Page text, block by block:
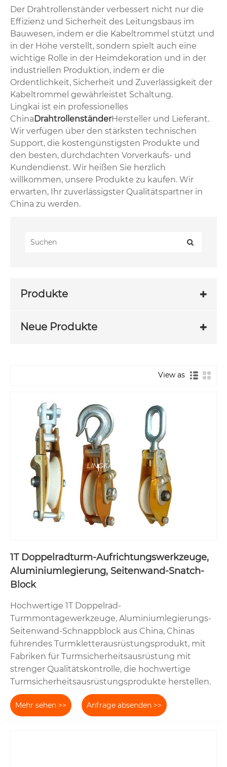
Der Drahtrollenständer verbessert nicht nur die
Effizienz und Sicherheit des Leitungsbaus im
Bauwesen, indem er die Kabeltrommel stützt und
in der Höhe verstellt, sondern spielt auch eine
wichtige Rolle in der Heimdekoration und in der
industriellen Produktion, indem er die
Ordentlichkeit, Sicherheit und Zuverlässigkeit der
Kabeltrommel gewährleistet Schaltung.
Lingkai ist ein professionelles
ChinaDrahtrollenständerHersteller und Lieferant.
Wir verfügen über den stärksten technischen
Support, die kostengünstigsten Produkte und
den besten, durchdachten Vorverkaufs- und
Kundendienst. Wir heißen Sie herzlich
willkommen, unsere Produkte zu kaufen. Wir
erwarten, Ihr zuverlässigster Qualitätspartner in
China zu werden.
Produkte
Neue Produkte
View as
1T Doppelradturm-Aufrichtungswerkzeuge,
Aluminiumlegierung, Seitenwand-Snatch-
Block
Hochwertige 1T Doppelrad-
Turmmontagewerkzeuge, Aluminiumlegierungs-
Seitenwand-Schnappblock aus China, Chinas
führendes Turmkletterausrüstungsprodukt, mit
Fabriken für Turmsicherheitsausrüstung mit
strenger Qualitätskontrolle, die hochwertige
Turmsicherheitsausrüstungsprodukte herstellen.
Mehr sehen >> Anfrage absenden >>